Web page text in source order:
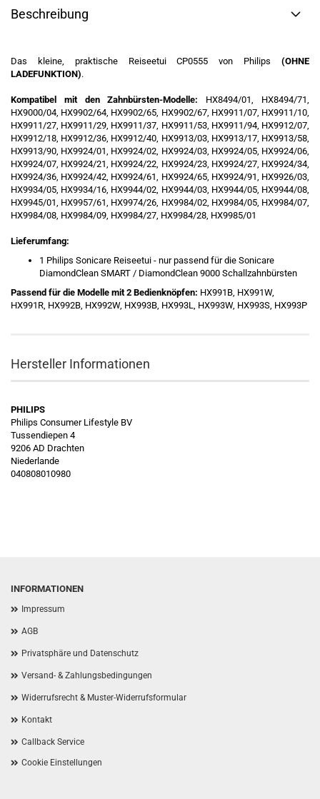
Beschreibung
Das kleine, praktische Reiseetui CP0555 von Philips (OHNE
LADEFUNKTION).
Kompatibel mit den Zahnbürsten-Modelle: HX8494/01, HX8494/71,
HX9000/04, HX9902/64, HX9902/65, HX9902/67, HX9911/07, HX9911/10,
HX9911/27, HX9911/29, HX9911/37, HX9911/53, HX9911/94, HX9912/07,
HX9912/18, HX9912/36, HX9912/40, HX9913/03, HX9913/17, HX9913/58,
HX9913/90, HX9924/01, HX9924/02, HX9924/03, HX9924/05, HX9924/06,
HX9924/07, HX9924/21, HX9924/22, HX9924/23, HX9924/27, HX9924/34,
HX9924/36, HX9924/42, HX9924/61, HX9924/65, HX9924/91, HX9926/03,
HX9934/05, HX9934/16, HX9944/02, HX9944/03, HX9944/05, HX9944/08,
HX9945/01, HX9957/61, HX9974/26, HX9984/02, HX9984/05, HX9984/07,
HX9984/08, HX9984/09, HX9984/27, HX9984/28, HX9985/01
Lieferumfang:
1 Philips Sonicare Reiseetui - nur passend für die Sonicare
DiamondClean SMART / DiamondClean 9000 Schallzahnbürsten
Passend für die Modelle mit 2 Bedienknöpfen: HX991B, HX991W,
HX991R, HX992B, HX992W, HX993B, HX993L, HX993W, HX993S, HX993P
Hersteller Informationen
PHILIPS
Philips Consumer Lifestyle BV
Tussendiepen 4
9206 AD Drachten
Niederlande
040808010980
INFORMATIONEN
Impressum
AGB
Privatsphäre und Datenschutz
Versand- & Zahlungsbedingungen
Widerrufsrecht & Muster-Widerrufsformular
Kontakt
Callback Service
Cookie Einstellungen